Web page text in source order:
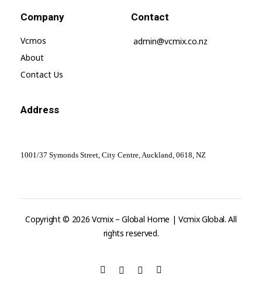
Company
Vcmos
About
Contact Us
Contact
admin@vcmix.co.nz
Address
1001/37 Symonds Street, City Centre, Auckland, 0618, NZ
Copyright © 2026 Vcmix – Global Home | Vcmix Global. All
rights reserved.